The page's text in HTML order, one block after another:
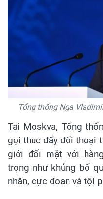
Tổng thống Nga
Tại Moskva, Tổng
gọi thúc đẩy đối thoại
giới đối mặt với
trọng như khủng bố
nhân, cực đoan và tội